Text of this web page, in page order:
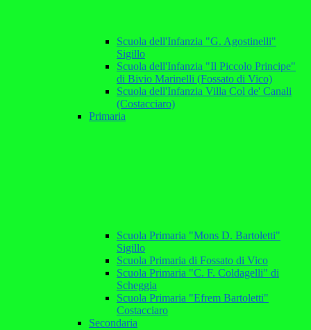
Scuola dell'Infanzia "G. Agostinelli"
Sigillo
Scuola dell'Infanzia "Il Piccolo Principe"
di Bivio Marinelli (Fossato di Vico)
Scuola dell'Infanzia Villa Col de' Canali
(Costacciaro)
Primaria
Scuola Primaria "Mons D. Bartoletti"
Sigillo
Scuola Primaria di Fossato di Vico
Scuola Primaria "C. F. Coldagelli" di
Scheggia
Scuola Primaria "Efrem Bartoletti"
Costacciaro
Secondaria